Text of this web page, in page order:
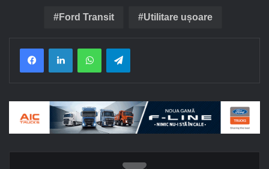
Ford Transit Utilitare ușoare